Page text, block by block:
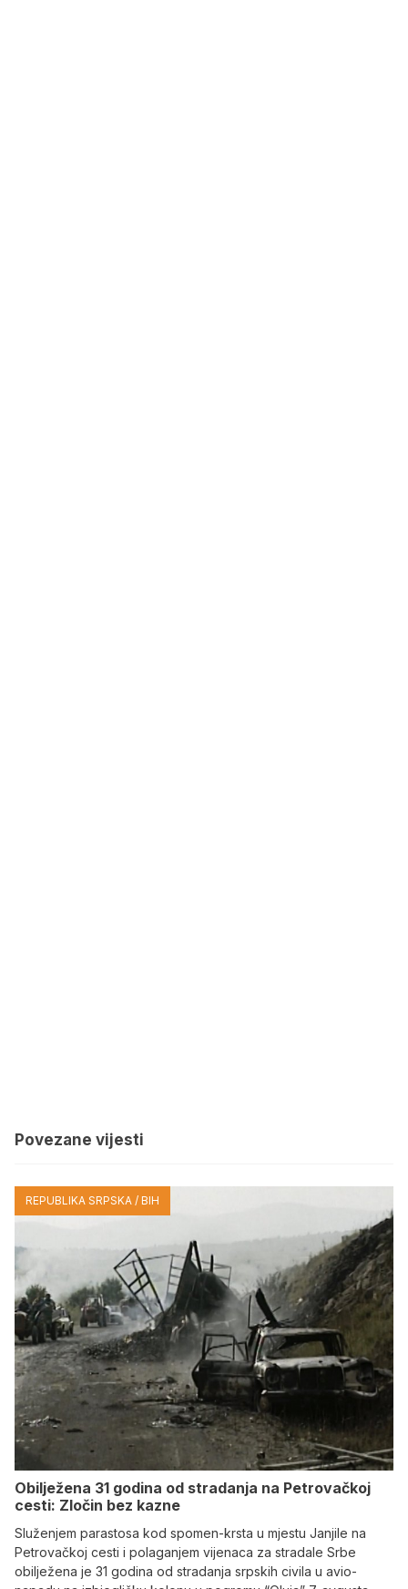
Povezane vijesti
REPUBLIKA SRPSKA / BIH
Obilježena 31 godina od stradanja na Petrovačkoj
cesti: Zločin bez kazne
Služenjem parastosa kod spomen-krsta u mjestu Janjile na
Petrovačkoj cesti i polaganjem vijenaca za stradale Srbe
obilježena je 31 godina od stradanja srpskih civila u avio-